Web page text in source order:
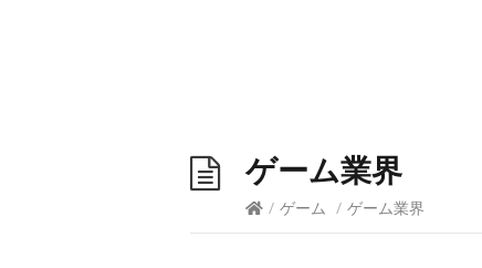
ゲーム業界
/ ゲーム / ゲーム業界